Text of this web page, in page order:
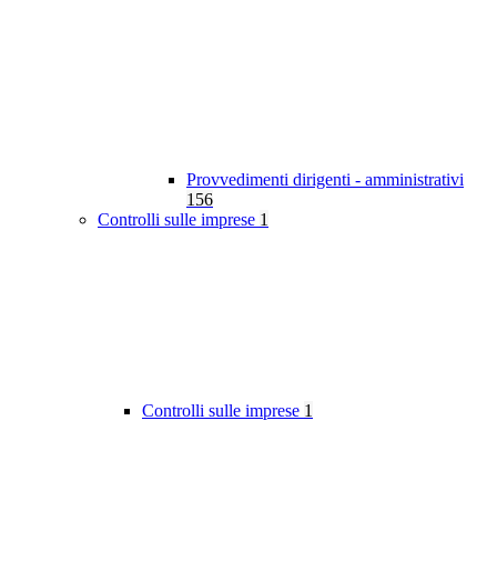
Provvedimenti dirigenti - amministrativi
156
Controlli sulle imprese 1
Controlli sulle imprese 1